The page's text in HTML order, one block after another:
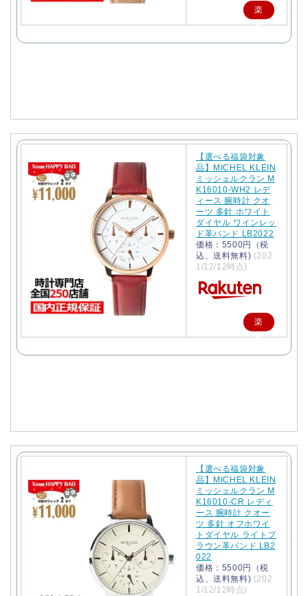
楽
天
【選べる福袋対象
品】MICHEL KLEIN
ミッシェルクラン M
K16010-WH2 レデ
ィース 腕時計 クオ
ーツ 多針 ホワイト
ダイヤル ワインレッ
ド革バンド LB2022
価格：5500円（税
込、送料無料) (202
1/12/12時点)
楽
天
【選べる福袋対象
品】MICHEL KLEIN
ミッシェルクラン M
K16010-CR レディ
ース 腕時計 クオー
ツ 多針 オフホワイ
トダイヤル ライトブ
ラウン革バンド LB2
022
価格：5500円（税
込、送料無料) (202
1/12/12時点)